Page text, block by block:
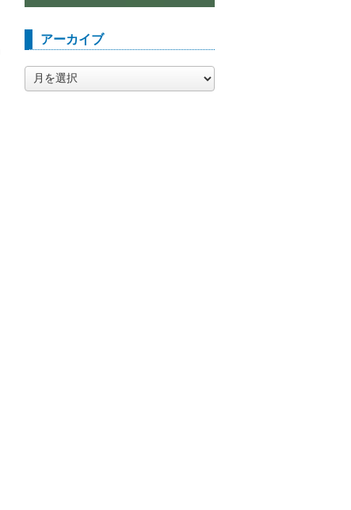
アーカイブ
ー